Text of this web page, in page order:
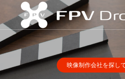
映像制作会社を探し